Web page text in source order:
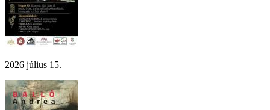
2026 július 15.